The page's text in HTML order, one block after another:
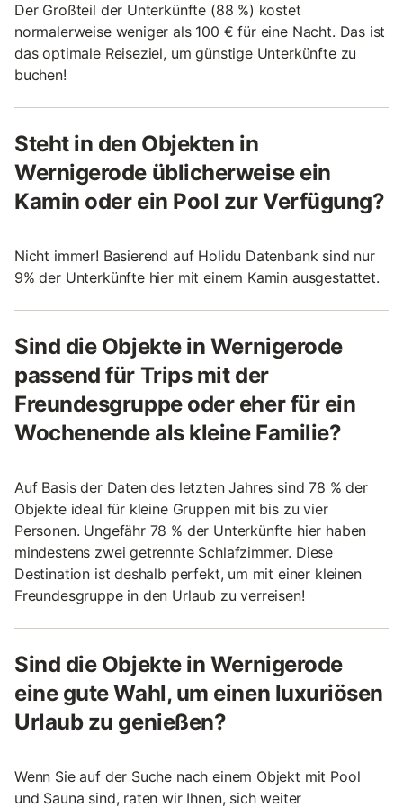
Der Großteil der Unterkünfte (88 %) kostet
normalerweise weniger als 100 € für eine Nacht. Das ist
das optimale Reiseziel, um günstige Unterkünfte zu
buchen!
Steht in den Objekten in
Wernigerode üblicherweise ein
Kamin oder ein Pool zur Verfügung?
Nicht immer! Basierend auf Holidu Datenbank sind nur
9% der Unterkünfte hier mit einem Kamin ausgestattet.
Sind die Objekte in Wernigerode
passend für Trips mit der
Freundesgruppe oder eher für ein
Wochenende als kleine Familie?
Auf Basis der Daten des letzten Jahres sind 78 % der
Objekte ideal für kleine Gruppen mit bis zu vier
Personen. Ungefähr 78 % der Unterkünfte hier haben
mindestens zwei getrennte Schlafzimmer. Diese
Destination ist deshalb perfekt, um mit einer kleinen
Freundesgruppe in den Urlaub zu verreisen!
Sind die Objekte in Wernigerode
eine gute Wahl, um einen luxuriösen
Urlaub zu genießen?
Wenn Sie auf der Suche nach einem Objekt mit Pool
und Sauna sind, raten wir Ihnen, sich weiter